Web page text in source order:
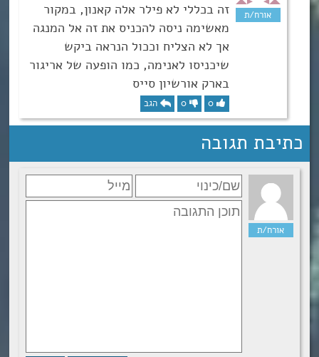
זה בכללי לא פילר אלה קאנון, במקור
מאשימה ניסה להכניס את זה אל המנגה
אך לא הצליח וככול הנראה ביקש
שיכניסו לאנימה, כמו הופעה של אריגור
בארק אורשיון סייס
0
0 הגב
כתיבת תגובה